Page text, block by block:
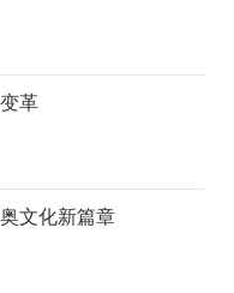
革
文化新篇章